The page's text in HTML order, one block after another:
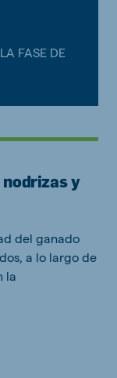
FASE DE
nodrizas y
del ganado
a lo largo de
la